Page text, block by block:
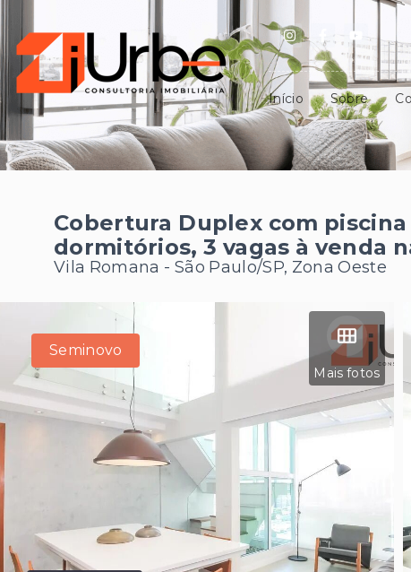
Início Sobre
Cobertura Duplex com
dormitórios, 3 vagas à venda
Vila Romana - São Paulo/SP, Zona Oeste
Mais fotos
Seminovo